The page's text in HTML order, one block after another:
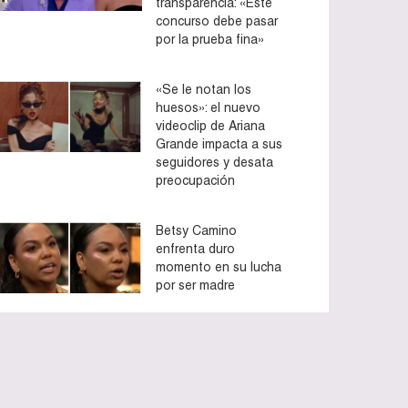
concurso debe pasar
por la prueba fina»
«Se le notan los
huesos»: el nuevo
videoclip de Ariana
Grande impacta a sus
seguidores y desata
preocupación
Betsy Camino
enfrenta duro
momento en su lucha
por ser madre